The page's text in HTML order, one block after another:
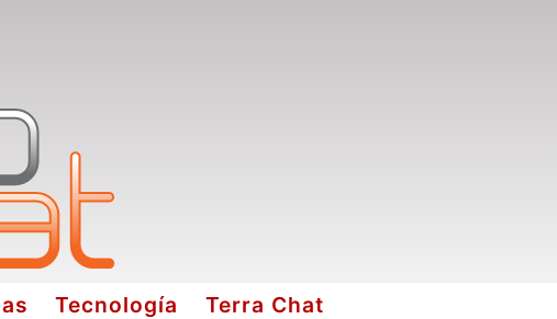
Tecnología Terra Chat